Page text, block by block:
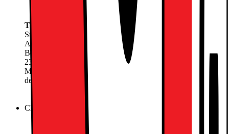
45 GB i 55 lande
5G og Fri SMS inkluderet
Telenor Fri Tale 120 GB
Startgebyr
Abonnement:
239.- /mnd.
Betal nu
239.-
Mindstepris de første 6 måneder (6 måneders bindingsperiode,
derefter 30 dages opsigelse): 3716,-
CBB149 Fri Tale + 500 GB Data
0 kr. i oprettelse
30 GB EU - Data